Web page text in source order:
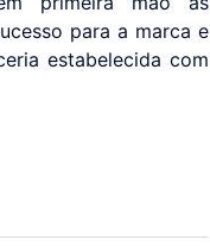
para a marca e
estabelecida com